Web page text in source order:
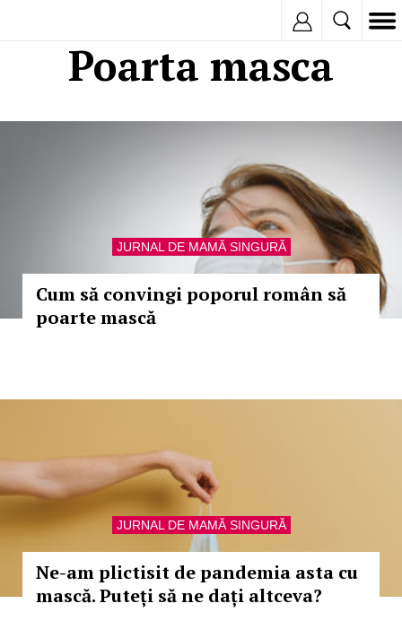
Poarta masca
JURNAL DE MAMĂ SINGURĂ
Cum să convingi poporul român să
poarte mască
JURNAL DE MAMĂ SINGURĂ
Ne-am plictisit de pandemia asta cu
mască. Puteți să ne dați altceva?